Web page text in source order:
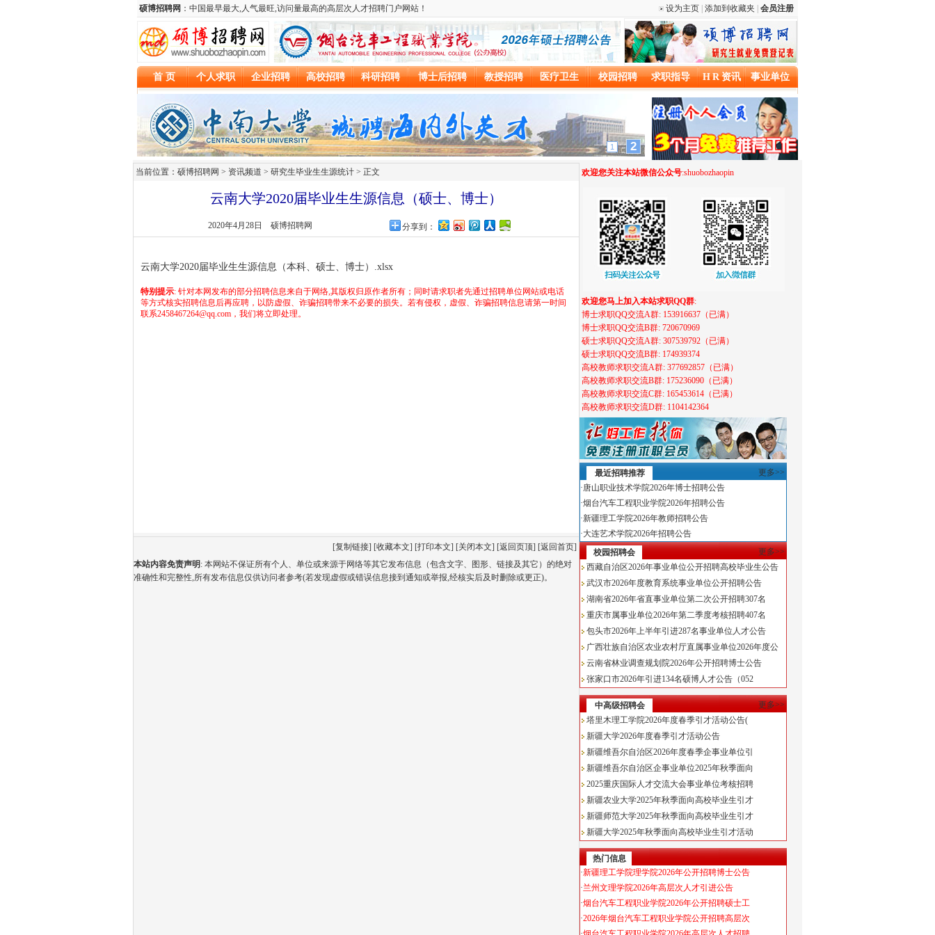
当前位置：硕博招聘网 > 资讯频道 > 研究生毕业生生源统计 > 正文
云南大学2020届毕业生生源信息（硕士、博士）
2020年4月28日 硕博招聘网 分享到：
云南大学2020届毕业生生源信息（本科、硕士、博士）.xlsx
特别提示: 针对本网发布的部分招聘信息来自于网络,其版权归原作者所有；同时请求职者先通过招聘单位网站或电话
等方式核实招聘信息后再应聘，以防虚假、诈骗招聘带来不必要的损失。若有侵权，虚假、诈骗招聘信息请第一时间
联系2458467264@qq.com，我们将立即处理。
[复制链接] [收藏本文] [打印本文] [关闭本文] [返回页顶] [返回首页]
本站内容免责声明 : 本网站不保证所有个人、单位或来源于网络等其它发布信息（包含文字、图形、链接及其它）的绝对
准确性和完整性,所有发布信息仅供访问者参考(若发现虚假或错误信息接到通知或举报,经核实后及时删除或更正)。